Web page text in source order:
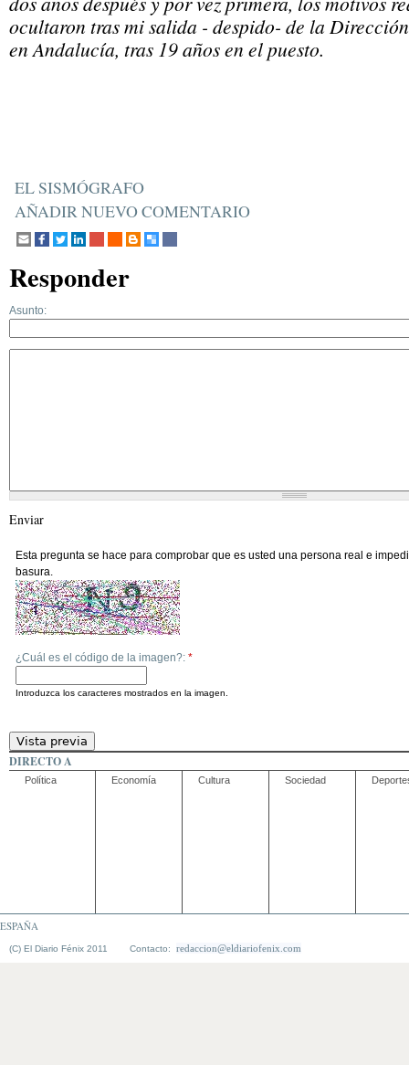
ocultaron tras mi salida - despido- de la
en Andalucía, tras 19 años en el puesto.
EL SISMÓGRAFO
AÑADIR NUEVO COMENTARIO
Responder
Asunto:
Enviar
Esta pregunta se hace para comprobar que es usted una persona real e
basura.
¿Cuál es el código de la imagen?: *
Introduzca los caracteres mostrados en la imagen.
DIRECTO A
Política Economía Cultura Sociedad
ESPAÑA
(C) El Diario Fénix 2011 Contacto: redaccion@eldiariofenix.com